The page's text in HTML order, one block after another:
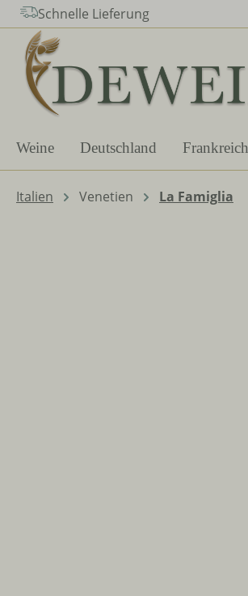
Hauptinhalt springen
Zur Suche springen
Zur Hauptnavigation springen
Schnelle Lieferung
Weine Deutschland Frankreich
Italien Venetien La Famiglia